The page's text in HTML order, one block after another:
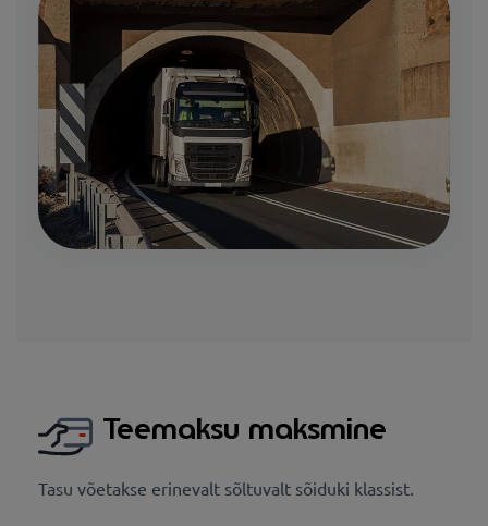
Teemaksu maksmine
Tasu võetakse erinevalt sõltuvalt sõiduki klassist.